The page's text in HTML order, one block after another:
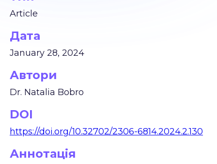
Article
Дата
January 28, 2024
Автори
Dr. Natalia Bobro
DOI
https://doi.org/10.32702/2306-6814.2024.2.130
Аннотація